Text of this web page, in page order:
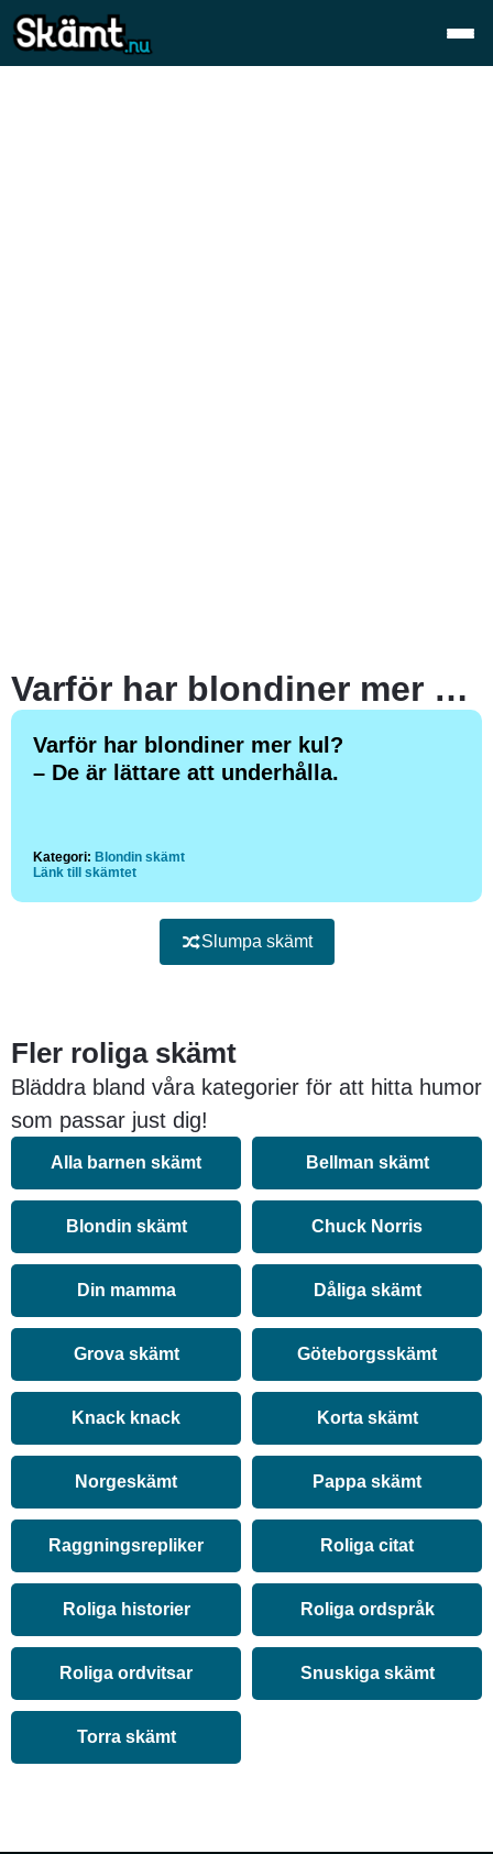
Varför har blondiner mer kul?
Varför har blondiner mer kul?
– De är lättare att underhålla.
Kategori: Blondin skämt
Länk till skämtet
Slumpa skämt
Fler roliga skämt
Bläddra bland våra kategorier för att hitta humor
som passar just dig!
Alla barnen skämt Bellman skämt
Blondin skämt Chuck Norris
Din mamma Dåliga skämt
Grova skämt Göteborgsskämt
Knack knack Korta skämt
Norgeskämt Pappa skämt
Raggningsrepliker Roliga citat
Roliga historier Roliga ordspråk
Roliga ordvitsar Snuskiga skämt
Torra skämt